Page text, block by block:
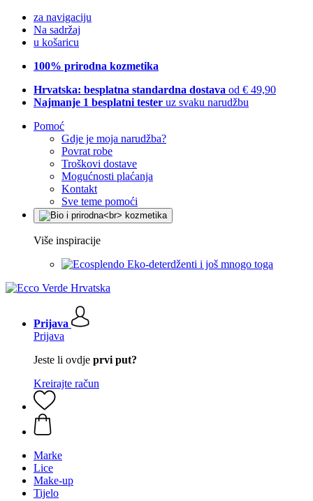
za navigaciju
Na sadržaj
u košaricu
100% prirodna kozmetika
Hrvatska: besplatna standardna dostava od € 49,90
Najmanje 1 besplatni tester uz svaku narudžbu
Pomoć
Gdje je moja narudžba?
Povrat robe
Troškovi dostave
Mogućnosti plaćanja
Kontakt
Sve teme pomoći
Više inspiracije
Eko-deterdženti i još mnogo toga
Prijava
Prijava
Jeste li ovdje prvi put?
Kreirajte račun
Marke
Lice
Make-up
Tijelo